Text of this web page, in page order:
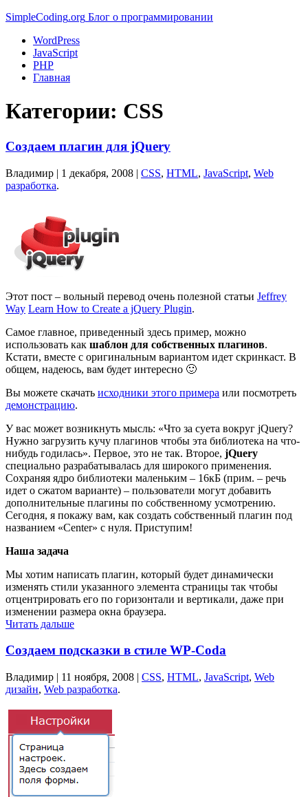
SimpleCoding.org Блог о программировании
WordPress
JavaScript
PHP
Главная
Категории: CSS
Создаем плагин для jQuery
Владимир | 1 декабря, 2008 | CSS, HTML, JavaScript, Web
разработка.
Этот пост – вольный перевод очень полезной статьи Jeffrey
Way Learn How to Create a jQuery Plugin.
Самое главное, приведенный здесь пример, можно
использовать как шаблон для собственных плагинов.
Кстати, вместе с оригинальным вариантом идет скринкаст. В
общем, надеюсь, вам будет интересно 🙂
Вы можете скачать исходники этого примера или посмотреть
демонстрацию.
У вас может возникнуть мысль: «Что за суета вокруг jQuery?
Нужно загрузить кучу плагинов чтобы эта библиотека на что-
нибудь годилась». Первое, это не так. Второе, jQuery
специально разрабатывалась для широкого применения.
Сохраняя ядро библиотеки маленьким – 16кБ (прим. – речь
идет о сжатом варианте) – пользователи могут добавить
дополнительные плагины по собственному усмотрению.
Сегодня, я покажу вам, как создать собственный плагин под
названием «Center» с нуля. Приступим!
Наша задача
Мы хотим написать плагин, который будет динамически
изменять стили указанного элемента страницы так чтобы
отцентрировать его по горизонтали и вертикали, даже при
изменении размера окна браузера.
Читать дальше
Создаем подсказки в стиле WP-Coda
Владимир | 11 ноября, 2008 | CSS, HTML, JavaScript, Web
дизайн, Web разработка.